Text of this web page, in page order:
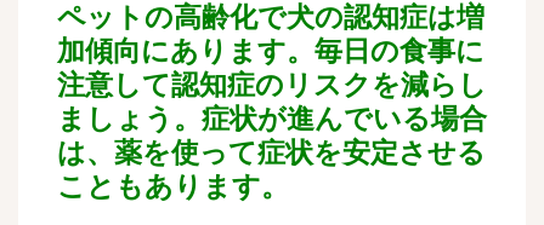
ペットの高齢化で犬の認知症は増
加傾向にあります。毎日の食事に
注意して認知症のリスクを減らし
ましょう。症状が進んでいる場合
は、薬を使って症状を安定させる
こともあります。